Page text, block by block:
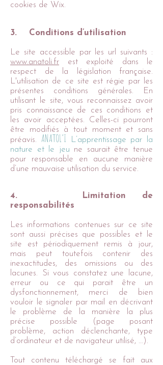
cookies de Wix.
3. Conditions d’utilisation
Le site accessible par les url suivants :
www.anatoli.fr est exploité dans le
respect de la législation française.
L'utilisation de ce site est régie par les
présentes conditions générales. En
utilisant le site, vous reconnaissez avoir
pris connaissance de ces conditions et
les avoir acceptées. Celles-ci pourront
être modifiés à tout moment et sans
préavis. ANATOL’I L’apprentissage par la
nature et le jeu ne saurait être tenue
pour responsable en aucune manière
d’une mauvaise utilisation du service.
4. Limitation de
responsabilités
Les informations contenues sur ce site
sont aussi précises que possibles et le
site est périodiquement remis à jour,
mais peut toutefois contenir des
inexactitudes, des omissions ou des
lacunes. Si vous constatez une lacune,
erreur ou ce qui parait être un
dysfonctionnement, merci de bien
vouloir le signaler par mail en décrivant
le problème de la manière la plus
précise possible (page posant
problème, action déclenchante, type
d’ordinateur et de navigateur utilisé, …).
Tout contenu téléchargé se fait aux